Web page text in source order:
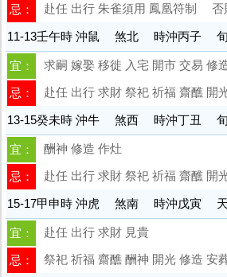
忌： 赴任 出行 朱雀須用 鳳凰符制
11-13壬午時 沖鼠 煞北 時沖丙子
宜： 求嗣 嫁娶 移徙 入宅 開市 交易 修
忌： 赴任 出行 求財 祭祀 祈福 齋醮 開
13-15癸未時 沖牛 煞西 時沖丁丑
宜： 酬神 修造 作灶
忌： 赴任 出行 求財 祭祀 祈福 齋醮 開
15-17甲申時 沖虎 煞南 時沖戊寅
宜： 赴任 出行 求財 見貴
忌： 祭祀 祈福 齋醮 酬神 開光 修造 安